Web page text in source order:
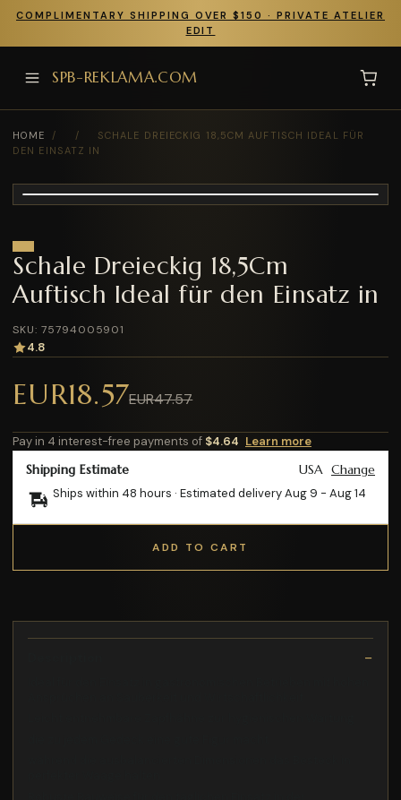
COMPLIMENTARY SHIPPING OVER $150 · PRIVATE ATELIER
EDIT
SPB-REKLAMA.COM
HOME / /
SCHALE DREIECKIG 18,5CM AUFTISCH IDEAL FÜR
DEN EINSATZ IN
Schale Dreieckig 18,5Cm
Auftisch Ideal für den Einsatz in
SKU: 75794005901
4.8
EUR18.57EUR47.57
Pay in 4 interest-free payments of $4.64 Learn more
Shipping Estimate USA Change
Ships within 48 hours · Estimated deliveryAug 9 - Aug 14
ADD TO CART